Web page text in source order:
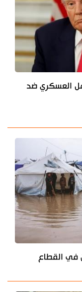
العسكري ضد
في القطاع